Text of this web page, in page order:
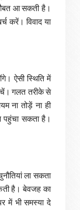
आ सकती है।
करें। विवाद या
ऐसी स्थिति में
गलत तरीके से
ना तोड़ें ना ही
पहुंचा सकता है।
ला सकता
है। बेवजह का
में भी समस्‍या दे